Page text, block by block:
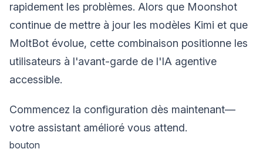
rapidement les problèmes. Alors que Moonshot
continue de mettre à jour les modèles Kimi et que
MoltBot évolue, cette combinaison positionne les
utilisateurs à l'avant-garde de l'IA agentive
accessible.
Commencez la configuration dès maintenant—
votre assistant amélioré vous attend.
bouton